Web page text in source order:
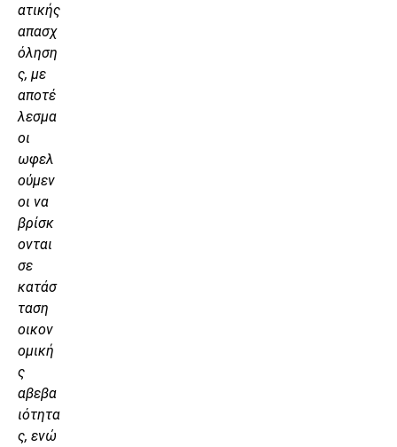
ατικής
απασχ
όληση
ς, με
αποτέ
λεσμα
οι
ωφελ
ούμεν
οι να
βρίσκ
ονται
σε
κατάσ
ταση
οικον
ομική
ς
αβεβα
ιότητα
ς, ενώ